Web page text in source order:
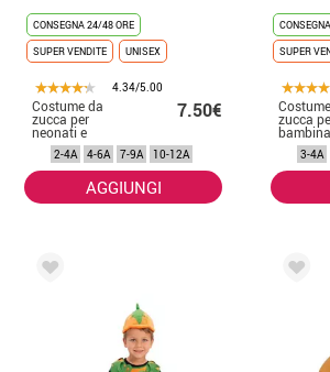
CONSEGNA 24/48 ORE
SUPER VENDITE
UNISEX
4.34/5.00
Costume da
zucca per
neonati e
bambini
7.50€
2-4A 4-6A 7-9A 10-12A
AGGIUNGI
SUPER
zucca
bambina
3-4A